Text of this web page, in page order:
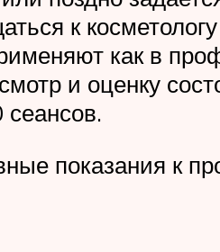
к
как в
и оценку
сеансов.
показания к